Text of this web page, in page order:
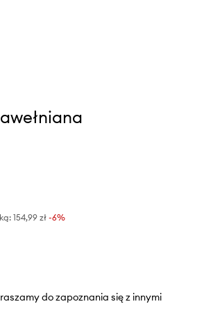
154,99 zł -6%
do zapoznania się z innymi